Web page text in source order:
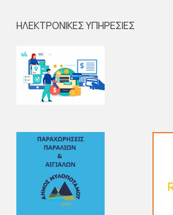
ΗΛΕΚΤΡΟΝΙΚΕΣ ΥΠΗΡΕΣΙΕΣ